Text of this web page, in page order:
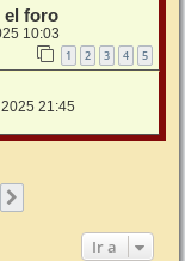
el foro
10:03
1 2 3 4 5
21:45
Ir a